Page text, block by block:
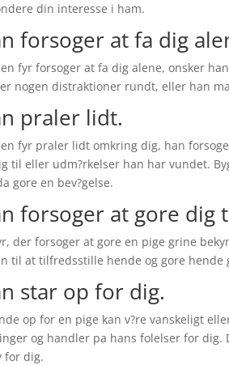
din interesse i ham.
forsoger at fa dig
en fyr forsoger at fa dig alene, onsker
nogen distraktioner rundt, eller han
praler lidt.
en fyr praler lidt omkring dig, han
til eller udm?rkelser han har vundet.
gore en bev?gelse.
forsoger at gore dig
der forsoger at gore en pige grine
til at tilfredsstille hende og gore
star op for dig.
op for en pige kan v?re vanskeligt
og handler pa hans folelser for
for dig.